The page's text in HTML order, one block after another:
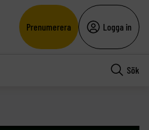
Prenumerera Logga in
Sök